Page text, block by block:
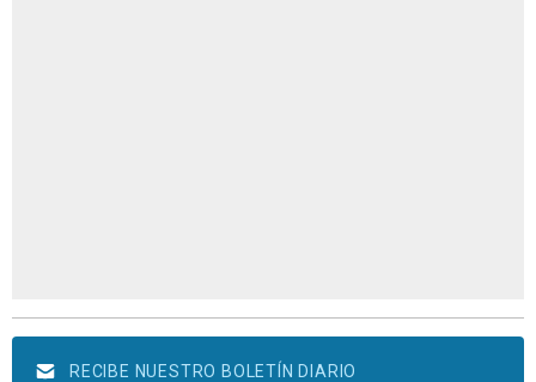
RECIBE NUESTRO BOLETÍN DIARIO